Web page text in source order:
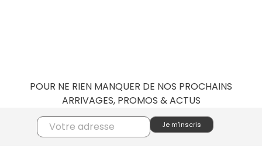
POUR NE RIEN MANQUER DE NOS PROCHAINS
ARRIVAGES, PROMOS & ACTUS